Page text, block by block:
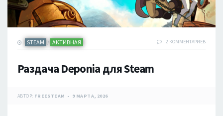
STEAM / АКТИВНАЯ 2 КОММЕНТАРИЕВ
Раздача Deponia для Steam
АВТОР: FREESTEAM 9 МАРТА, 2026